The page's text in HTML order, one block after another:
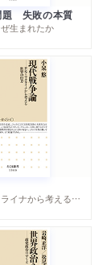
中の中国共産
もの第四章 東
の中国
内戦の帰趨／共
社会の武装解
始／統治権力
／対外関係の
米中接近への
題 失敗の本質
生まれたか
─ロシア・ウクライナから考える世界の行方